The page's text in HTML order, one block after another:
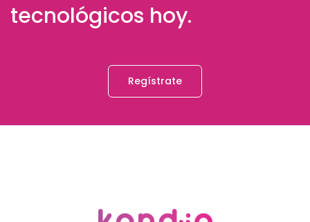
tecnológicos hoy.
Regístrate